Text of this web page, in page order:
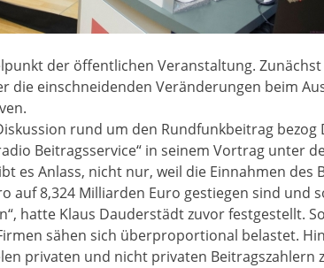
der öffentlichen Veranstaltung.
die einschneidenden Veränderungen beim
rund um den Rundfunkbeitrag bezog
Beitragsservice“ in seinem Vortrag unter
es Anlass, nicht nur, weil die Einnahmen des
auf 8,324 Milliarden Euro gestiegen sind und
hatte Klaus Dauderstädt zuvor festgestellt.
sähen sich überproportional belastet.
privaten und nicht privaten Beitragszahlern